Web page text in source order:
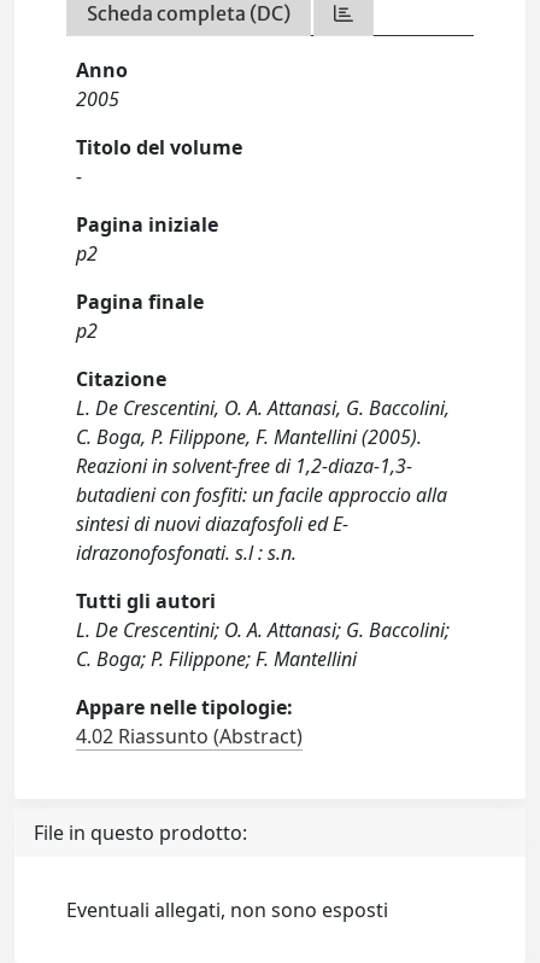
Scheda completa (DC)
Anno
2005
Titolo del volume
-
Pagina iniziale
p2
Pagina finale
p2
Citazione
L. De Crescentini, O. A. Attanasi, G. Baccolini,
C. Boga, P. Filippone, F. Mantellini (2005).
Reazioni in solvent-free di 1,2-diaza-1,3-
butadieni con fosfiti: un facile approccio alla
sintesi di nuovi diazafosfoli ed E-
idrazonofosfonati. s.l : s.n.
Tutti gli autori
L. De Crescentini; O. A. Attanasi; G. Baccolini;
C. Boga; P. Filippone; F. Mantellini
Appare nelle tipologie:
4.02 Riassunto (Abstract)
File in questo prodotto:
Eventuali allegati, non sono esposti